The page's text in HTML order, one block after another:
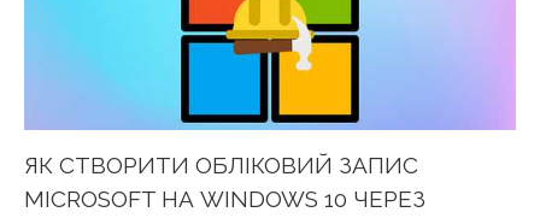
ЯК СТВОРИТИ ОБЛІКОВИЙ ЗАПИС
MICROSOFT НА WINDOWS 10 ЧЕРЕЗ